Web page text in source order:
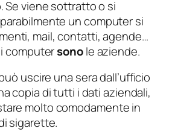
Se viene sottratto o si
un computer si
mail, contatti, agende…
computersonole aziende.
uscire una sera dall’ufficio
copia di tutti i dati aziendali,
molto comodamente in
sigarette.